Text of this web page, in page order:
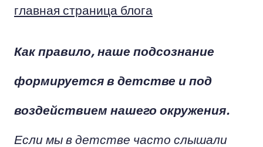
главная страница блога
Как правило, наше подсознание
формируется в детстве и под
воздействием нашего окружения.
Если мы в детстве часто слышали